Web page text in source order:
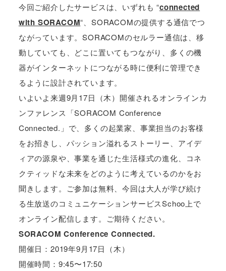
今回ご紹介したサービスは、いずれも “connected
with SORACOM“、SORACOMの提供する通信でつ
ながっています。SORACOMのセルラー通信は、移
動していても、どこに置いてもつながり、多くの機
器がインターネットにつながる時に便利に管理でき
るように設計されています。
いよいよ来週9月17日（木）開催されるオンラインカ
ンファレンス「SORACOM Conference
Connected.」で、多くの起業家、事業担当のお客様
をお招きし、パッション溢れるストーリー、アイデ
ィアの源泉や、事業を通じた生活様式の進化、コネ
クティッドな未来をどのように考えているのかをお
聞きします。ご参加は無料、今回は大人が学び続け
る生放送のコミュニケーションサービスSchoo上で
オンライン配信します。ご期待ください。
SORACOM Conference Connected.
開催日：2019年9月17日（木）
開催​時間：9:45〜17:50